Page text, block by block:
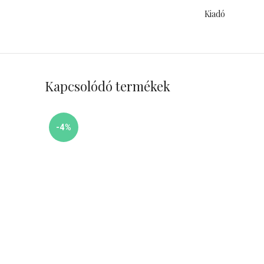
Kiadó
Kapcsolódó termékek
-4%